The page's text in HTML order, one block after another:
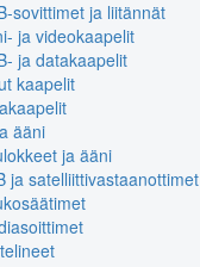
sovittimet ja liitännät
ja videokaapelit
ja datakaapelit
kaapelit
ääni
ja ääni
ja satelliittivastaanottimet